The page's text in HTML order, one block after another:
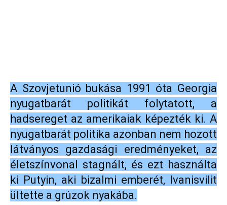
A Szovjetunió bukása 1991 óta Georgia
nyugatbarát politikát folytatott, a
hadsereget az amerikaiak képezték ki. A
nyugatbarát politika azonban nem hozott
látványos gazdasági eredményeket, az
életszínvonal stagnált, és ezt használta
ki Putyin, aki bizalmi emberét, Ivanisvilit
ültette a grúzok nyakába.